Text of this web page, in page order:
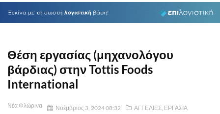
Θέση εργασίας (μηχανολόγου
βάρδιας) στην Tottis Foods
International
Νέα Φλώρινα Νοέμβριος 3, 2024 08:32 ΑΓΓΕΛΙΕΣ, ΕΡΓΑΣΙΑ